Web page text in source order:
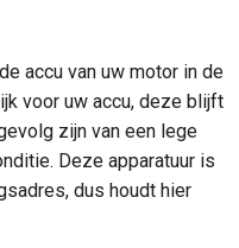
accu van uw motor in de
voor uw accu, deze blijft
zijn van een lege
Deze apparatuur is
dus houdt hier